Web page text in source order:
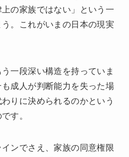
の家族ではない」という一
。これがいまの日本の現実
一段深い構造を持っていま
成人が判断能力を失った場
りに決められるのかという
す。
ンでさえ、家族の同意権限